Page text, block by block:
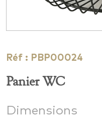
Réf : PBP00024
Panier WC
Dimensions